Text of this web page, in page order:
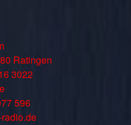
Ratingen
3022
596